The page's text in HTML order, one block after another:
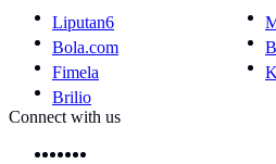
Liputan6
Bola.com
Fimela
Brilio
Connect with us